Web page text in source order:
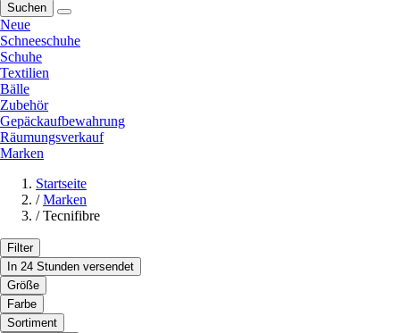
Suchen
Neue
Schneeschuhe
Schuhe
Textilien
Bälle
Zubehör
Gepäckaufbewahrung
Räumungsverkauf
Marken
Startseite
/ Marken
/ Tecnifibre
Filter
In 24 Stunden versendet
Größe
Farbe
Sortiment